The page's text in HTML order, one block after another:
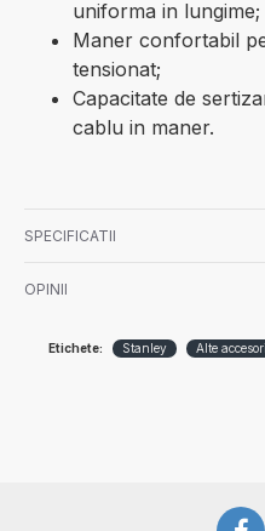
uniforma in lungime;
Maner confortabil
tensionat;
Capacitate de
cablu in maner.
SPECIFICATII
OPINII
Etichete: Stanley Alte